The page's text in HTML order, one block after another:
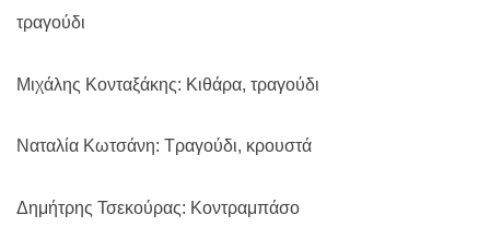
τραγούδι
Μιχάλης Κονταξάκης: Κιθάρα, τραγούδι
Ναταλία Κωτσάνη: Τραγούδι, κρουστά
Δημήτρης Τσεκούρας: Κοντραμπάσο